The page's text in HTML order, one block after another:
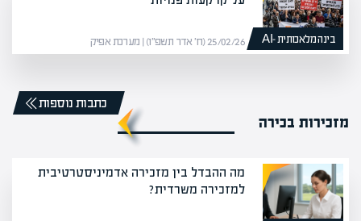
בינה מלאכותית -AI 25/02/26 (ח׳ אדר תשפ״ו) | מערכת אפיק
מזכירות בכירה
כתבות נוספות
מה ההבדל בין מזכירה אדמיניסטרטיבית
למזכירה משרדית?